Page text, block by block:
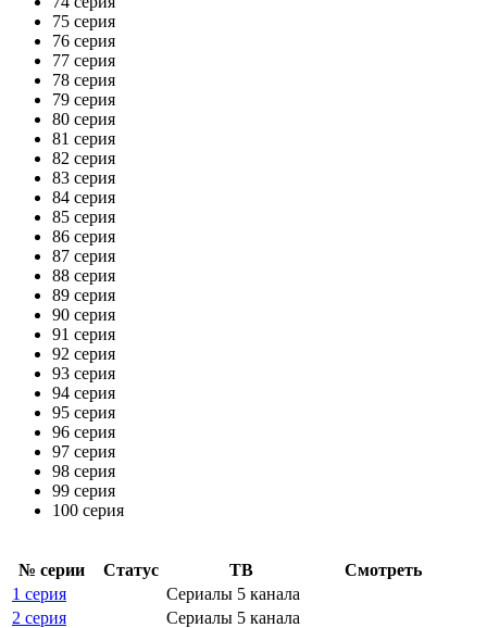
75 серия
76 серия
77 серия
78 серия
79 серия
80 серия
81 серия
82 серия
83 серия
84 серия
85 серия
86 серия
87 серия
88 серия
89 серия
90 серия
91 серия
92 серия
93 серия
94 серия
95 серия
96 серия
97 серия
98 серия
99 серия
100 серия
№ се­рии Ста­тус ТВ
Смот­реть
1 серия
Сериалы 5 канала
2 серия
Сериалы 5 канала